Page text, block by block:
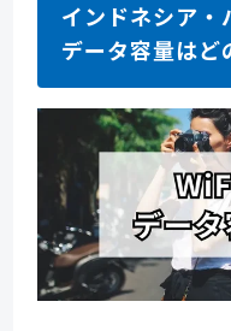
インドネシア・
データ容量はど